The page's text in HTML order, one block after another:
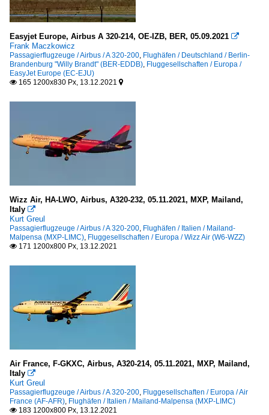
Easyjet Europe, Airbus A 320-214, OE-IZB, BER, 05.09.2021 
Frank Maczkowicz
Passagierflugzeuge / Airbus / A 320-200 Flughäfen / Deutschland / Berlin-
Brandenburg "Willy Brandt" (BER-EDDB) Fluggesellschaften / Europa /
EasyJet Europe (EC-EJU)
 165 1200x830 Px, 13.12.2021 
Wizz Air, HA-LWO, Airbus, A320-232, 05.11.2021, MXP, Mailand,
Italy 
Kurt Greul
Passagierflugzeuge / Airbus / A 320-200 Flughäfen / Italien / Mailand-
Malpensa (MXP-LIMC) Fluggesellschaften / Europa / Wizz Air (W6-WZZ)
 171 1200x800 Px, 13.12.2021
Air France, F-GKXC, Airbus, A320-214, 05.11.2021, MXP, Mailand,
Italy 
Kurt Greul
Passagierflugzeuge / Airbus / A 320-200 Fluggesellschaften / Europa / Air
France (AF-AFR) Flughäfen / Italien / Mailand-Malpensa (MXP-LIMC)
 183 1200x800 Px, 13.12.2021